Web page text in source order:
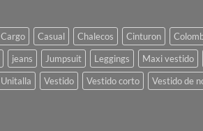
Cargo Casual Chalecos Cinturon
jeans Jumpsuit Leggings Maxi vestido
Unitalla Vestido Vestido corto Vestido de